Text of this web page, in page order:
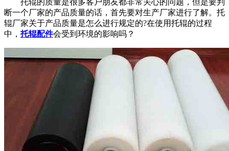
托辊的质量是很多客户朋友都非常关心的问题，但是要判
断一个厂家的产品质量的话，首先要对生产厂家进行了解。托
辊厂家关于产品质量是怎么进行规定的?在使用托辊的过程
中，托辊配件会受到环境的影响吗？